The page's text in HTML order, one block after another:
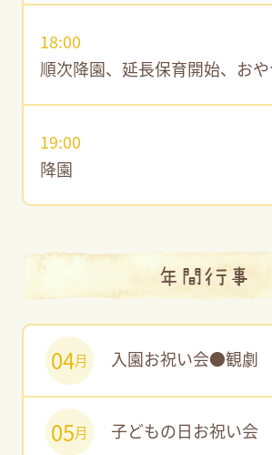
18:00
順次降園、延長保育開始、おや
19:00
降園
年間行事
04月 入園お祝い会●観劇
05月 子どもの日お祝い会